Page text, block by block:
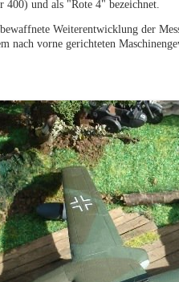
400) und als "Rote 4" bezeichnet.
Weiterentwicklung der
nach vorne gerichteten